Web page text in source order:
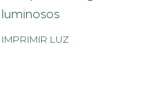
IMPRIMIR LUZ